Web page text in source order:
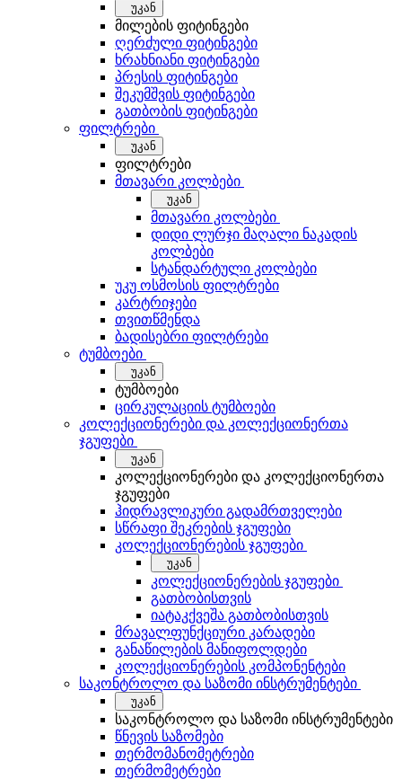
უკან
მილების ფიტინგები
ღერძული ფიტინგები
ხრახნიანი ფიტინგები
პრესის ფიტინგები
შეკუმშვის ფიტინგები
გათბობის ფიტინგები
ფილტრები
უკან
ფილტრები
მთავარი კოლბები
უკან
მთავარი კოლბები
დიდი ლურჯი მაღალი ნაკადის
კოლბები
სტანდარტული კოლბები
უკუ ოსმოსის ფილტრები
კარტრიჯები
თვითწმენდა
ბადისებრი ფილტრები
ტუმბოები
უკან
ტუმბოები
ცირკულაციის ტუმბოები
კოლექციონერები და კოლექციონერთა
ჯგუფები
უკან
კოლექციონერები და კოლექციონერთა
ჯგუფები
ჰიდრავლიკური გადამრთველები
სწრაფი შეკრების ჯგუფები
კოლექციონერების ჯგუფები
უკან
კოლექციონერების ჯგუფები
გათბობისთვის
იატაკქვეშა გათბობისთვის
მრავალფუნქციური კარადები
განაწილების მანიფოლდები
კოლექციონერების კომპონენტები
საკონტროლო და საზომი ინსტრუმენტები
უკან
საკონტროლო და საზომი ინსტრუმენტები
წნევის საზომები
თერმომანომეტრები
თერმომეტრები